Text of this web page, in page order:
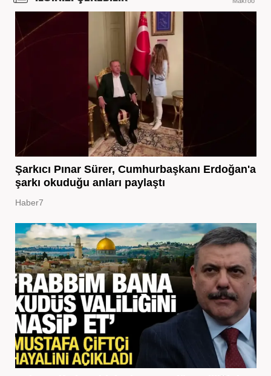
Şarkıcı Pınar Sürer, Cumhurbaşkanı Erdoğan'a
şarkı okuduğu anları paylaştı
Haber7